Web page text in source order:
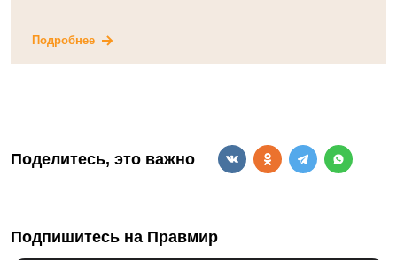
Подробнее
Поделитесь, это важно
Подпишитесь на Правмир